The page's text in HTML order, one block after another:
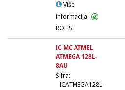
Više
informacija
ROHS
IC MC ATMEL
ATMEGA 128L-
8AU
Šifra:
ICATMEGA128L-